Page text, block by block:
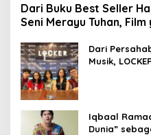
Dari Buku Best Seller
Seni Merayu Tuhan,
Dari
Musik,
Iqbaal
Dunia”